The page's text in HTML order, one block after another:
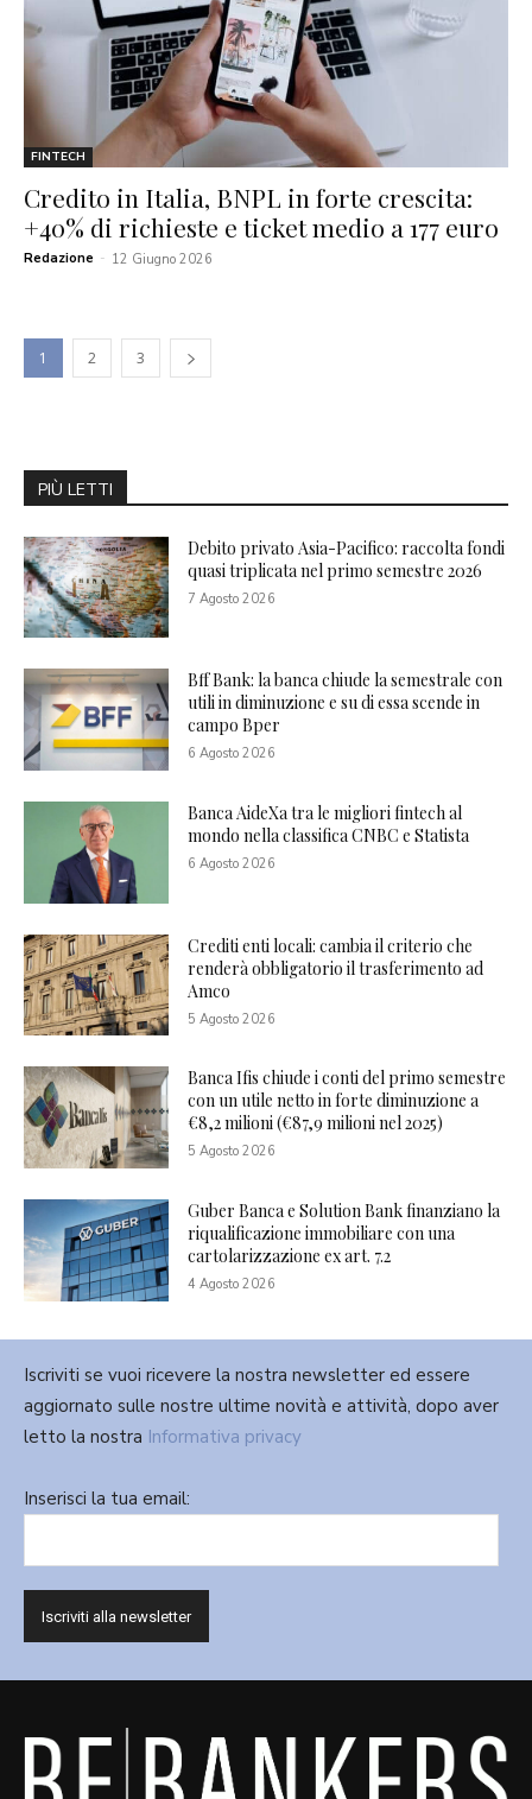
FINTECH
Credito in Italia, BNPL in forte crescita:
+40% di richieste e ticket medio a 177 euro
Redazione - 12 Giugno 2026
1 2 3
PIÙ LETTI
Debito privato Asia-Pacifico: raccolta fondi
quasi triplicata nel primo semestre 2026
7 Agosto 2026
Bff Bank: la banca chiude la semestrale con
utili in diminuzione e su di essa scende in
campo Bper
6 Agosto 2026
Banca AideXa tra le migliori fintech al
mondo nella classifica CNBC e Statista
6 Agosto 2026
Crediti enti locali: cambia il criterio che
renderà obbligatorio il trasferimento ad
Amco
5 Agosto 2026
Banca Ifis chiude i conti del primo semestre
con un utile netto in forte diminuzione a
€8,2 milioni (€87,9 milioni nel 2025)
5 Agosto 2026
Guber Banca e Solution Bank finanziano la
riqualificazione immobiliare con una
cartolarizzazione ex art. 7.2
4 Agosto 2026
Iscriviti se vuoi ricevere la nostra newsletter ed essere
aggiornato sulle nostre ultime novità e attività, dopo aver
letto la nostra Informativa privacy
Inserisci la tua email: